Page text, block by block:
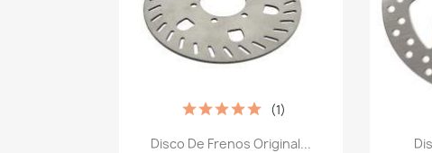
Vista rápida
Disco De Frenos Original...
(1)